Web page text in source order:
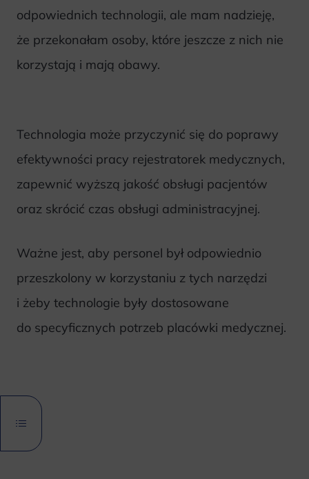
odpowiednich technologii, ale mam nadzieję,
że przekonałam osoby, które jeszcze z nich nie
korzystają i mają obawy.
Technologia może przyczynić się do poprawy
efektywności pracy rejestratorek medycznych,
zapewnić wyższą jakość obsługi pacjentów
oraz skrócić czas obsługi administracyjnej.
Ważne jest, aby personel był odpowiednio
przeszkolony w korzystaniu z tych narzędzi
i żeby technologie były dostosowane
do specyficznych potrzeb placówki medycznej.